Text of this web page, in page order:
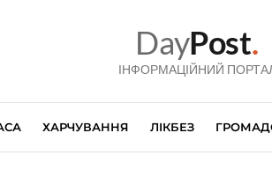
DayPost.
ІНФОРМАЦІЙНИЙ
ХАРЧУВАННЯ ЛІКБЕЗ